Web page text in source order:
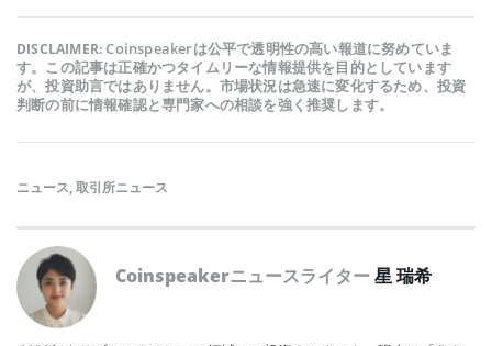
DISCLAIMER:Coinspeakerは公平で透明性の高い報道に努めていま
す。この記事は正確かつタイムリーな情報提供を目的としています
が、投資助言ではありません。市場状況は急速に変化するため、投資
判断の前に情報確認と専門家への相談を強く推奨します。
ニュース,取引所ニュース
Coinspeakerニュースライター星 瑞希